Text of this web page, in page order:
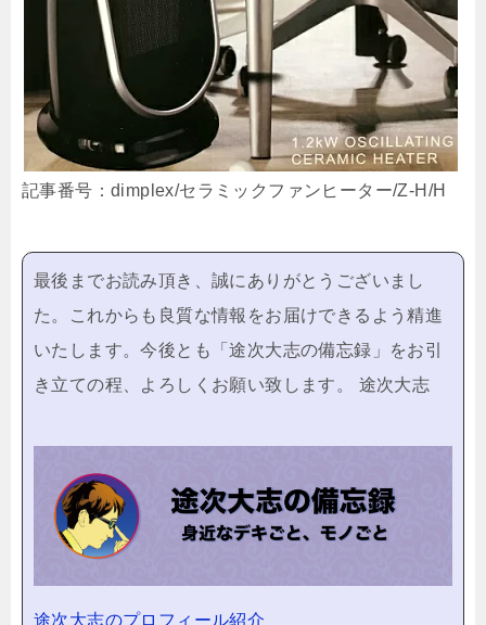
記事番号：dimplex/セラミックファンヒーター/Z-H/H
最後までお読み頂き、誠にありがとうございまし
た。これからも良質な情報をお届けできるよう精進
いたします。今後とも「途次大志の備忘録」をお引
き立ての程、よろしくお願い致します。 途次大志
途次大志のプロフィール紹介